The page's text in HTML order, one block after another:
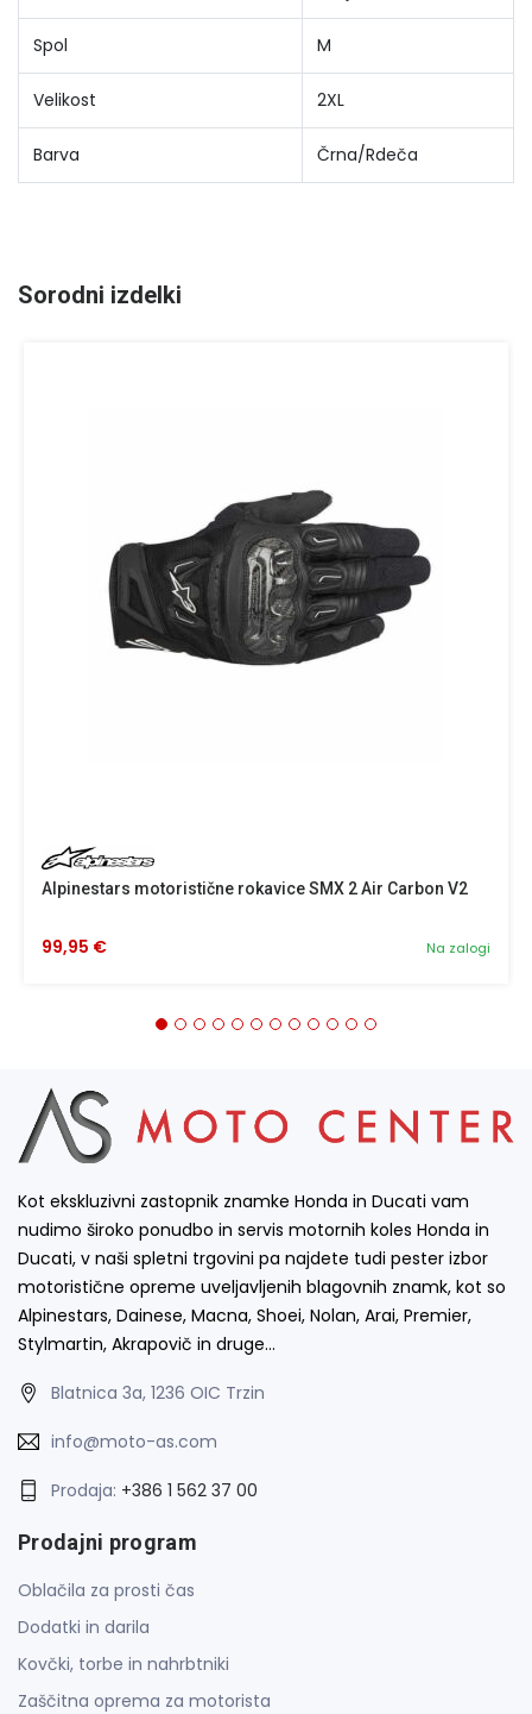
Spol M
Velikost 2XL
Barva Črna/Rdeča
Sorodni izdelki
Alpinestars motoristične rokavice SMX 2 Air Carbon V2
Na zalogi
99,95 €
Kot ekskluzivni zastopnik znamke Honda in Ducati vam
nudimo široko ponudbo in servis motornih koles Honda in
Ducati, v naši spletni trgovini pa najdete tudi pester izbor
motoristične opreme uveljavljenih blagovnih znamk, kot so
Alpinestars, Dainese, Macna, Shoei, Nolan, Arai, Premier,
Stylmartin, Akrapovič in druge…
Blatnica 3a, 1236 OIC Trzin
info@moto-as.com
Prodaja: +386 1 562 37 00
Prodajni program
Oblačila za prosti čas
Dodatki in darila
Kovčki, torbe in nahrbtniki
Zaščitna oprema za motorista